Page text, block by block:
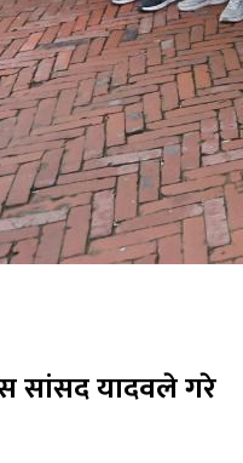
सांसद यादवले गरे